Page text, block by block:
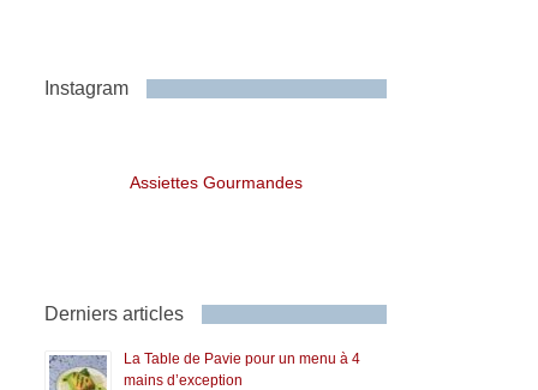
Instagram
Assiettes Gourmandes
Derniers articles
La Table de Pavie pour un menu à 4
mains d’exception